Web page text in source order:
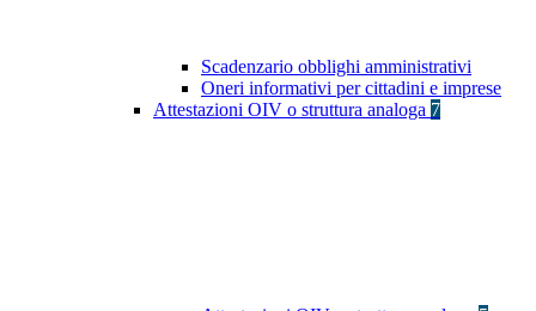
Scadenzario obblighi amministrativi
Oneri informativi per cittadini e imprese
Attestazioni OIV o struttura analoga 7